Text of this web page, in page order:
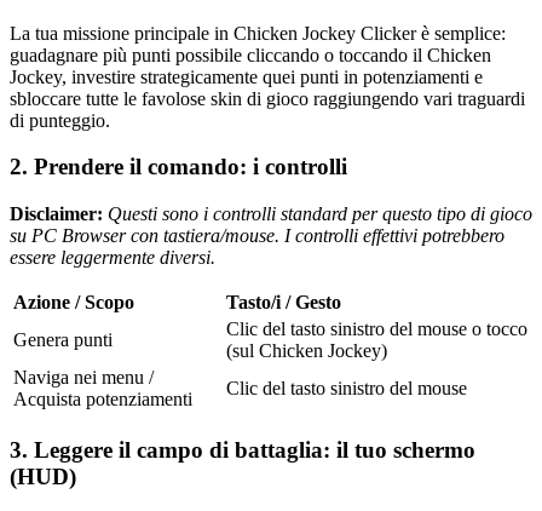
La tua missione principale in Chicken Jockey Clicker è semplice:
guadagnare più punti possibile cliccando o toccando il Chicken
Jockey, investire strategicamente quei punti in potenziamenti e
sbloccare tutte le favolose skin di gioco raggiungendo vari traguardi
di punteggio.
2. Prendere il comando: i controlli
Disclaimer: Questi sono i controlli standard per questo tipo di gioco
su PC Browser con tastiera/mouse. I controlli effettivi potrebbero
essere leggermente diversi.
Azione / Scopo
Tasto/i / Gesto
Genera punti
Clic del tasto sinistro del mouse o tocco
(sul Chicken Jockey)
Naviga nei menu /
Acquista potenziamenti
Clic del tasto sinistro del mouse
3. Leggere il campo di battaglia: il tuo schermo
(HUD)